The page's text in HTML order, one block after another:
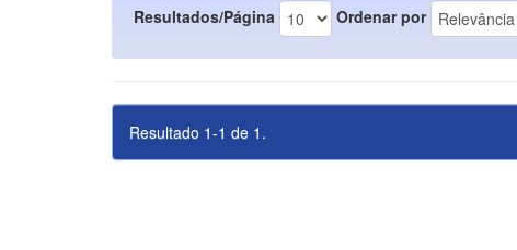
Resultados/Página Ordenar por
Resultado 1-1 de 1.